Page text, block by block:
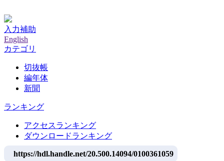
入力補助
English
カテゴリ
切抜帳
編年体
新聞
ランキング
アクセスランキング
ダウンロードランキング
https://hdl.handle.net/20.500.14094/0100361059